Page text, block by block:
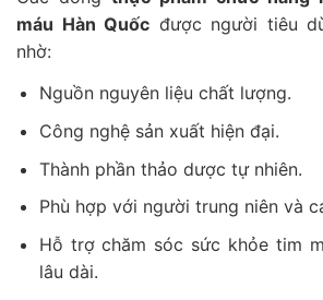
máu Hàn Quốc được người tiêu
nhờ:
Nguồn nguyên liệu chất lượng.
Công nghệ sản xuất hiện đại.
Thành phần thảo dược tự nhiên.
Phù hợp với người trung niên và
Hỗ trợ chăm sóc sức khỏe tim
lâu dài.